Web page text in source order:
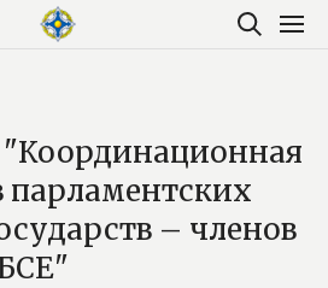
"Координационная
парламентских
– членов